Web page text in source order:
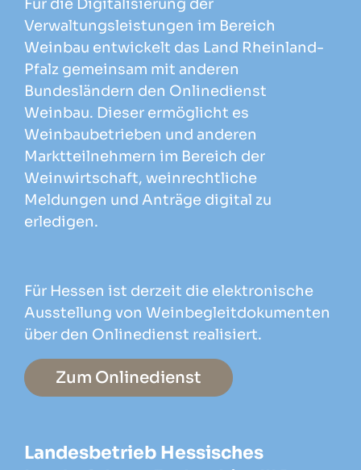
Für die Digitalisierung der
Verwaltungsleistungen im Bereich
Weinbau entwickelt das Land Rheinland-
Pfalz gemeinsam mit anderen
Bundesländern den Onlinedienst
Weinbau. Dieser ermöglicht es
Weinbaubetrieben und anderen
Marktteilnehmern im Bereich der
Weinwirtschaft, weinrechtliche
Meldungen und Anträge digital zu
erledigen.
Für Hessen ist derzeit die elektronische
Ausstellung von Weinbegleitdokumenten
über den Onlinedienst realisiert.
Zum Onlinedienst
Landesbetrieb Hessisches